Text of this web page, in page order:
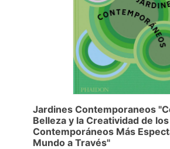
Jardines Contemporaneos
Belleza y la Creatividad de
Contemporáneos Más
Mundo a Través"